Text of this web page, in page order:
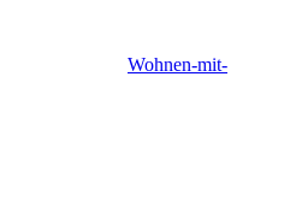
Wohnen-mit-